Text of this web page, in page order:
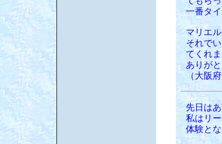
一番タ
マリエ
それで
てくれ
ありが
（大阪
先日は
私はリ
体験と